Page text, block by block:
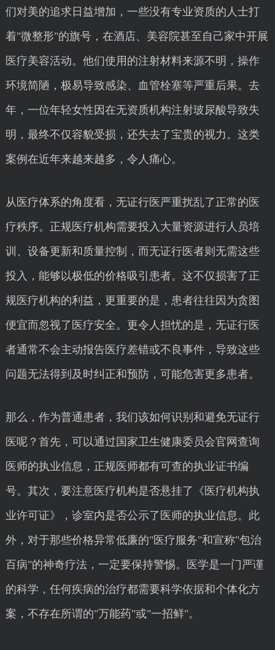
们对美的追求日益增加，一些没有专业资质的人士打
着"微整形"的旗号，在酒店、美容院甚至自己家中开展
医疗美容活动。他们使用的注射材料来源不明，操作
环境简陋，极易导致感染、血管栓塞等严重后果。去
年，一位年轻女性因在无资质机构注射玻尿酸导致失
明，最终不仅容貌受损，还失去了宝贵的视力。这类
案例在近年来越来越多，令人痛心。
从医疗体系的角度看，无证行医严重扰乱了正常的医
疗秩序。正规医疗机构需要投入大量资源进行人员培
训、设备更新和质量控制，而无证行医者则无需这些
投入，能够以极低的价格吸引患者。这不仅损害了正
规医疗机构的利益，更重要的是，患者往往因为贪图
便宜而忽视了医疗安全。更令人担忧的是，无证行医
者通常不会主动报告医疗差错或不良事件，导致这些
问题无法得到及时纠正和预防，可能危害更多患者。
那么，作为普通患者，我们该如何识别和避免无证行
医呢？首先，可以通过国家卫生健康委员会官网查询
医师的执业信息，正规医师都有可查的执业证书编
号。其次，要注意医疗机构是否悬挂了《医疗机构执
业许可证》，诊室内是否公示了医师的执业信息。此
外，对于那些价格异常低廉的"医疗服务"和宣称"包治
百病"的神奇疗法，一定要保持警惕。医学是一门严谨
的科学，任何疾病的治疗都需要科学依据和个体化方
案，不存在所谓的"万能药"或"一招鲜"。